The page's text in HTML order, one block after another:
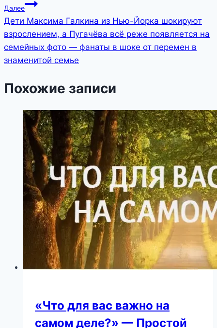
Далее
Дети Максима Галкина из Нью-Йорка шокируют
взрослением, а Пугачёва всё реже появляется на
семейных фото — фанаты в шоке от перемен в
знаменитой семье
Похожие записи
«Что для вас важно на
самом деле?» — Простой